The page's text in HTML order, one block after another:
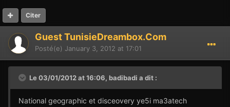
Citer
Guest TunisieDreambox.Com
Posté(e) January 3, 2012 at 17:01
Le 03/01/2012 at 16:06, badibadi a dit :
National geographic et disceovery ye5i ma3atech